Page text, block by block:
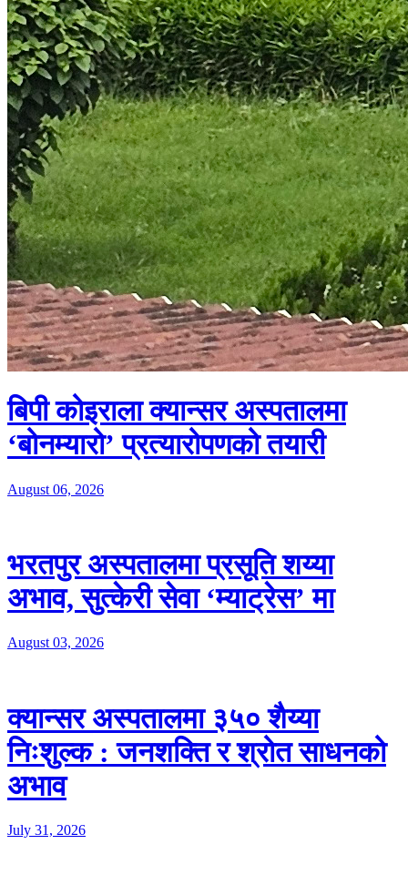
बिपी कोइराला क्यान्सर अस्पतालमा
‘बोनम्यारो’ प्रत्यारोपणको तयारी
August 06, 2026
भरतपुर अस्पतालमा प्रसूति शय्या
अभाव, सुत्केरी सेवा ‘म्याट्रेस’ मा
August 03, 2026
क्यान्सर अस्पतालमा ३५० शैय्या
निःशुल्क : जनशक्ति र श्रोत साधनको
अभाव
July 31, 2026